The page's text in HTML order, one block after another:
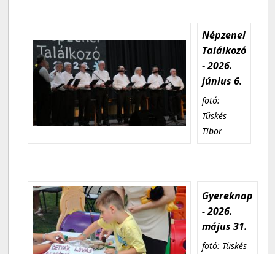
Népzenei
Találkozó
- 2026.
június 6.
fotó:
Tüskés
Tibor
Gyereknap
- 2026.
május 31.
fotó: Tüskés